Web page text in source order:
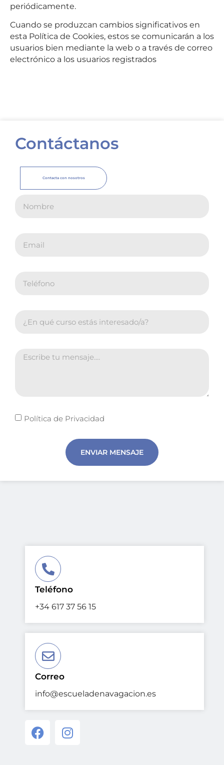
periódicamente.
Cuando se produzcan cambios significativos en
esta Política de Cookies, estos se comunicarán a los
usuarios bien mediante la web o a través de correo
electrónico a los usuarios registrados
Contáctanos
Contacta con nosotros
Política de Privacidad
ENVIAR MENSAJE
Teléfono
+34 617 37 56 15
Correo
info@escueladenavagacion.es